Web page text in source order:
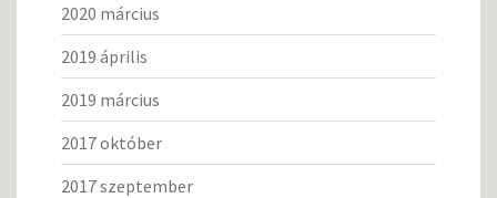
2020 március
2019 április
2019 március
2017 október
2017 szeptember